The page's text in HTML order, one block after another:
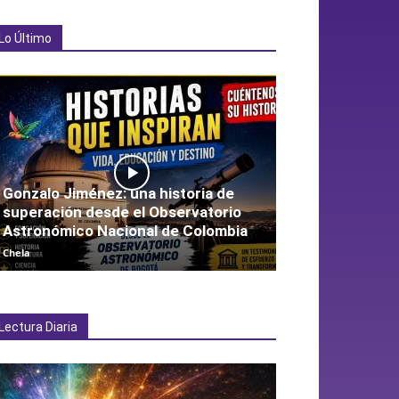
Lo Último
Gonzalo Jiménez: una historia de
superación desde el Observatorio
Astronómico Nacional de Colombia
Chela
Lectura Diaria